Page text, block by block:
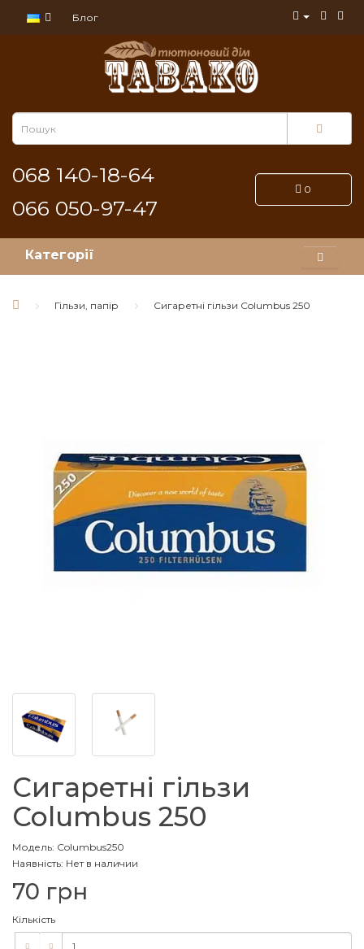
Блог
068 140-18-64
066 050-97-47
0
Категорії
Гільзи, папір Сигаретні гільзи Columbus 250
Сигаретні гільзи
Columbus 250
Модель: Columbus250
Наявність: Нет в наличии
70 грн
Кількість